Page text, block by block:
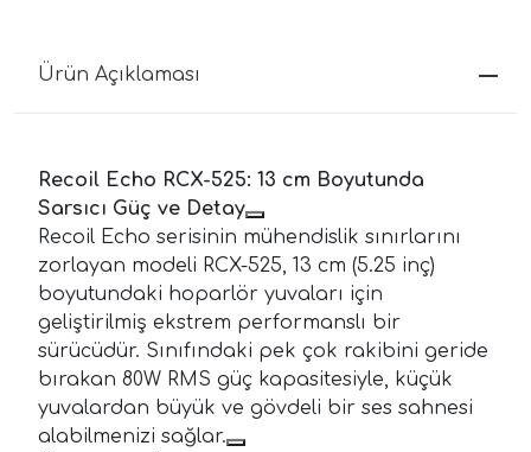
Ürün Açıklaması
Recoil Echo RCX-525: 13 cm Boyutunda
Sarsıcı Güç ve Detay
Recoil Echo serisinin mühendislik sınırlarını
zorlayan modeli RCX-525, 13 cm (5.25 inç)
boyutundaki hoparlör yuvaları için
geliştirilmiş ekstrem performanslı bir
sürücüdür. Sınıfındaki pek çok rakibini geride
bırakan 80W RMS güç kapasitesiyle, küçük
yuvalardan büyük ve gövdeli bir ses sahnesi
alabilmenizi sağlar.